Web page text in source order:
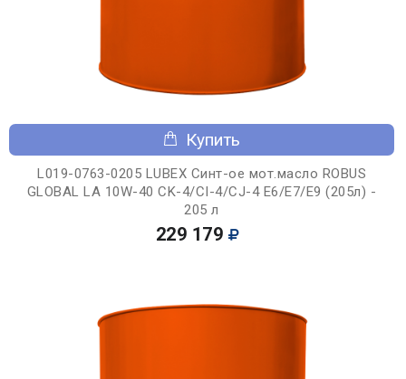
Купить
L019-0763-0205 LUBEX Синт-ое мот.масло ROBUS
GLOBAL LA 10W-40 CK-4/CI-4/CJ-4 E6/E7/E9 (205л) -
205 л
229 179